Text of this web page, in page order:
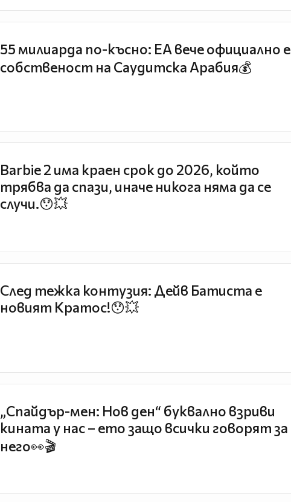
55 милиарда по-късно: EA вече официално е
собственост на Саудитска Арабия💰
Barbie 2 има краен срок до 2026, който
трябва да спази, иначе никога няма да се
случи.😯💥
След тежка контузия: Дейв Батиста е
новият Кратос!😯💥
„Спайдър-мен: Нов ден“ буквално взриви
кината у нас – ето защо всички говорят за
него👀🎬